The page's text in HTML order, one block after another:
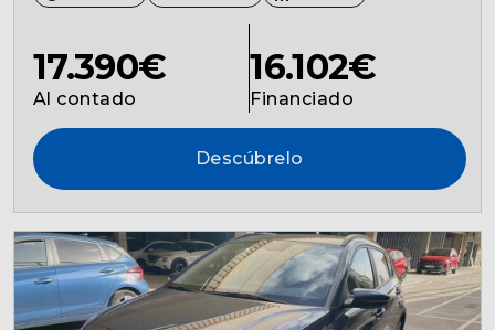
17.390€
Al contado
16.102€
Financiado
Descúbrelo